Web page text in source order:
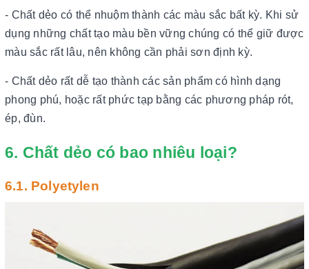
- Chất dẻo có thể nhuộm thành các màu sắc bất kỳ. Khi sử
dụng những chất tạo màu bền vững chúng có thể giữ được
màu sắc rất lâu, nên không cần phải sơn định kỳ.
- Chất dẻo rất dễ tạo thành các sản phẩm có hình dạng
phong phú, hoặc rất phức tạp bằng các phương pháp rót,
ép, đùn.
6. Chất dẻo có bao nhiêu loại?
6.1. Polyetylen